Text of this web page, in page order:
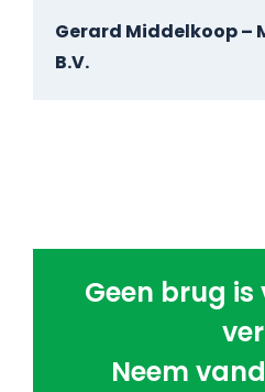
Gerard Middelkoop –
B.V.
Geen brug is
Neem